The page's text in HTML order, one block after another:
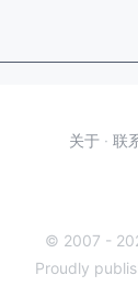
关于 · 联
© 2007 -
Proudly